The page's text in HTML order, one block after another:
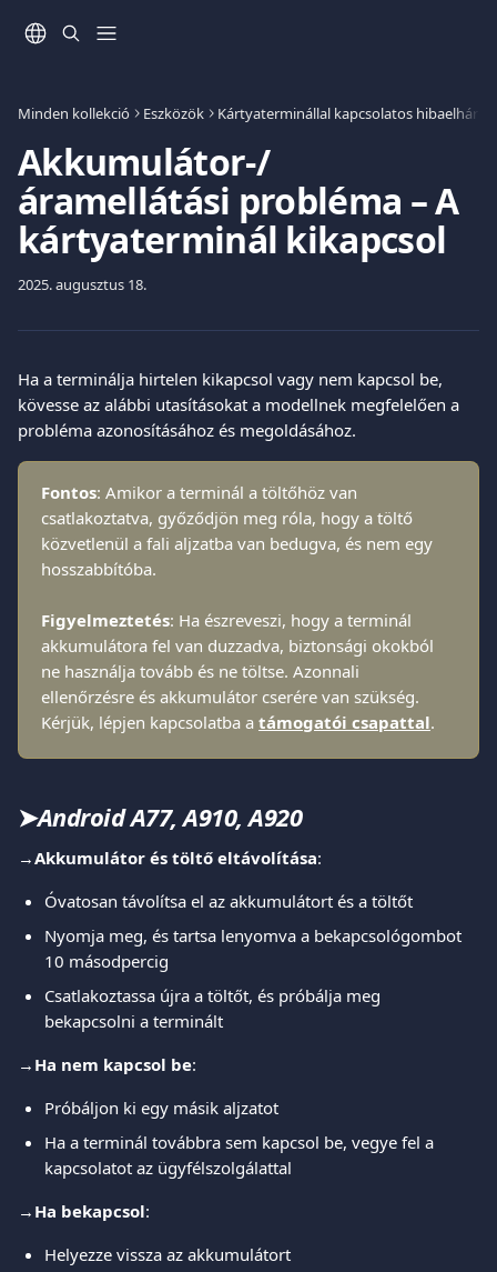
Minden kollekció Eszközök Kártyaterminállal kapcsolatos
Akkumulátor-/
áramellátási probléma – A
kártyaterminál kikapcsol
2025. augusztus 18.
Ha a terminálja hirtelen kikapcsol vagy nem kapcsol be,
kövesse az alábbi utasításokat a modellnek megfelelően a
probléma azonosításához és megoldásához.
Fontos: Amikor a terminál a töltőhöz van
csatlakoztatva, győződjön meg róla, hogy a töltő
közvetlenül a fali aljzatba van bedugva, és nem egy
hosszabbítóba.
Figyelmeztetés: Ha észreveszi, hogy a terminál
akkumulátora fel van duzzadva, biztonsági okokból
ne használja tovább és ne töltse. Azonnali
ellenőrzésre és akkumulátor cserére van szükség.
Kérjük, lépjen kapcsolatba a támogatói csapattal.
➤Android A77, A910, A920
→Akkumulátor és töltő eltávolítása:
Óvatosan távolítsa el az akkumulátort és a töltőt
Nyomja meg, és tartsa lenyomva a bekapcsológombot
10 másodpercig
Csatlakoztassa újra a töltőt, és próbálja meg
bekapcsolni a terminált
→ Ha nem kapcsol be:
Próbáljon ki egy másik aljzatot
Ha a terminál továbbra sem kapcsol be, vegye fel a
kapcsolatot az ügyfélszolgálattal
→ Ha bekapcsol:
Helyezze vissza az akkumulátort